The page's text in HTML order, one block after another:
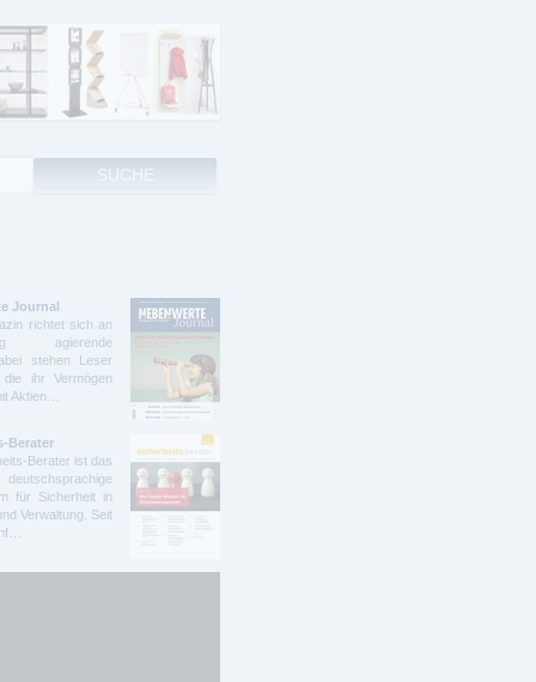
Journal
richtet sich an
agierende
stehen Leser
ihr Vermögen
Aktien…
Berater
Berater ist das
für Sicherheit in
Verwaltung. Seit